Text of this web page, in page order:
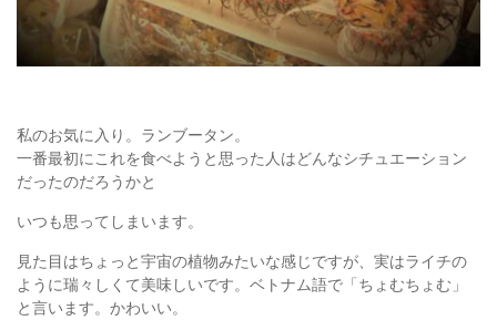
私のお気に入り。ランブータン。
一番最初にこれを食べようと思った人はどんなシチュエーション
だったのだろうかと
いつも思ってしまいます。
見た目はちょっと宇宙の植物みたいな感じですが、実はライチの
ように瑞々しくて美味しいです。ベトナム語で「ちょむちょむ」
と言います。かわいい。